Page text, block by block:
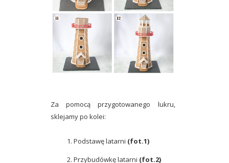
Za pomocą przygotowanego lukru,
sklejamy po kolei:
Podstawę latarni (fot.1)
Przybudówkę latarni (fot.2)